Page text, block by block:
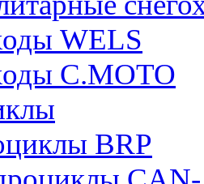
WELS
C.MOTO
BRP